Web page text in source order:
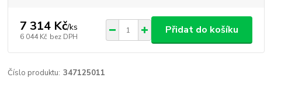
7 314 Kč/ks
6 044 Kč bez DPH
Přidat do košíku
Číslo produktu: 347125011